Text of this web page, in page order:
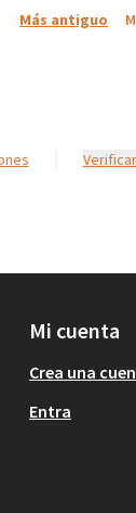
Más antiguo
Mi cuenta
Crea una
Entra